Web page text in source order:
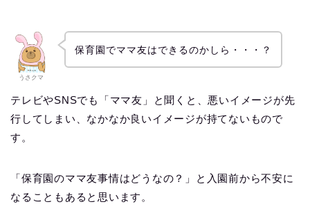
うさクマ
保育園でママ友はできるのかしら・・・？
テレビやSNSでも「ママ友」と聞くと、悪いイメージが先
行してしまい、なかなか良いイメージが持てないもので
す。
「保育園のママ友事情はどうなの？」と入園前から不安に
なることもあると思います。